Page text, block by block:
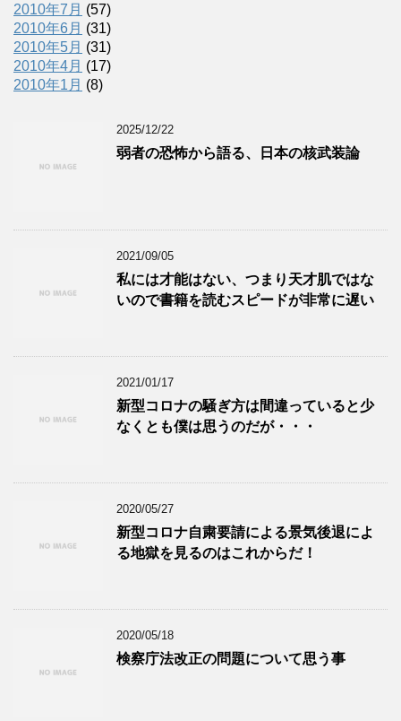
2010年7月 (57)
2010年6月 (31)
2010年5月 (31)
2010年4月 (17)
2010年1月 (8)
2025/12/22
弱者の恐怖から語る、日本の核武装論
2021/09/05
私には才能はない、つまり天才肌ではな
いので書籍を読むスピードが非常に遅い
2021/01/17
新型コロナの騒ぎ方は間違っていると少
なくとも僕は思うのだが・・・
2020/05/27
新型コロナ自粛要請による景気後退によ
る地獄を見るのはこれからだ！
2020/05/18
検察庁法改正の問題について思う事